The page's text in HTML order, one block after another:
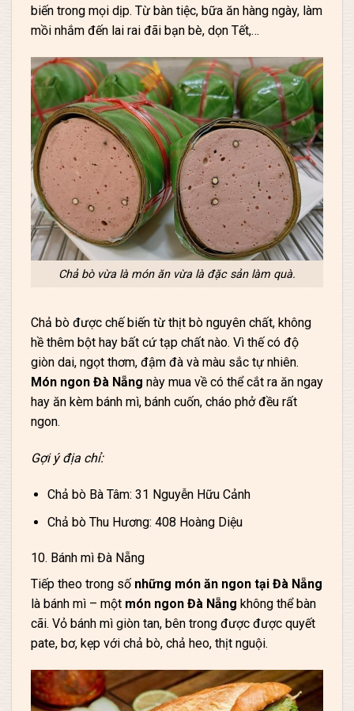
biến trong mọi dịp. Từ bàn tiệc, bữa ăn hàng ngày, làm
mồi nhắm đến lai rai đãi bạn bè, dọn Tết,…
Chả bò vừa là món ăn vừa là đặc sản làm quà.
Chả bò được chế biến từ thịt bò nguyên chất, không
hề thêm bột hay bất cứ tạp chất nào. Vì thế có độ
giòn dai, ngọt thơm, đậm đà và màu sắc tự nhiên.
Món ngon Đà Nẵng này mua về có thể cắt ra ăn ngay
hay ăn kèm bánh mì, bánh cuốn, cháo phở đều rất
ngon.
Gợi ý địa chỉ:
Chả bò Bà Tâm: 31 Nguyễn Hữu Cảnh
Chả bò Thu Hương: 408 Hoàng Diệu
10. Bánh mì Đà Nẵng
Tiếp theo trong số những món ăn ngon tại Đà Nẵng
là bánh mì – một món ngon Đà Nẵng không thể bàn
cãi. Vỏ bánh mì giòn tan, bên trong được được quyết
pate, bơ, kẹp với chả bò, chả heo, thịt nguội.